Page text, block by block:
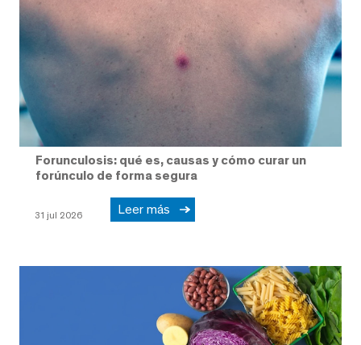
Forunculosis: qué es, causas y cómo curar un
forúnculo de forma segura
31 jul 2026 Leer más